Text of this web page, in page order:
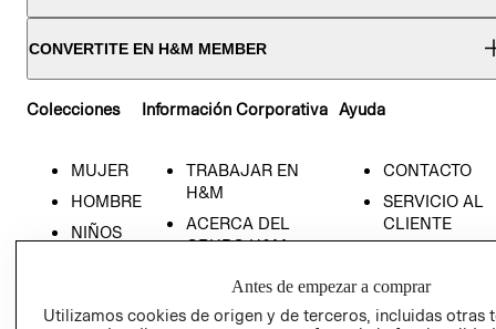
CONVERTITE EN H&M MEMBER
Colecciones
MUJER
HOMBRE
NIÑOS
Información Corporativa
TRABAJAR EN
H&M
ACERCA DEL
GRUPO H&M
RESPONSABILIDAD
SOCIAL
Ayuda
CONTACTO
SERVICIO AL
CLIENTE
NUESTRAS
TIENDAS
Antes de empezar a comprar
Utilizamos cookies de origen y de terceros, incluidas otras